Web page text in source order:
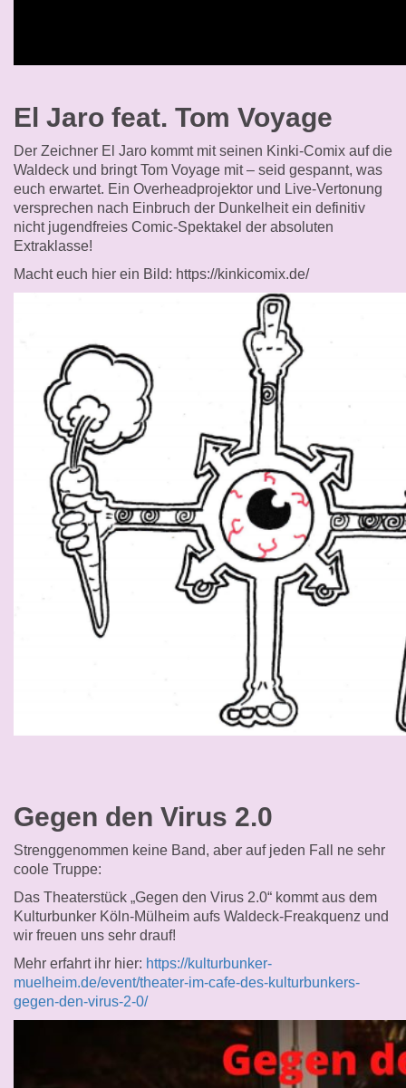
El Jaro feat. Tom Voyage
Der Zeichner El Jaro kommt mit seinen Kinki-Comix auf die
Waldeck und bringt Tom Voyage mit – seid gespannt, was
euch erwartet. Ein Overheadprojektor und Live-Vertonung
versprechen nach Einbruch der Dunkelheit ein definitiv
nicht jugendfreies Comic-Spektakel der absoluten
Extraklasse!
Macht euch hier ein Bild: https://kinkicomix.de/
Gegen den Virus 2.0
Strenggenommen keine Band, aber auf jeden Fall ne sehr
coole Truppe:
Das Theaterstück „Gegen den Virus 2.0“ kommt aus dem
Kulturbunker Köln-Mülheim aufs Waldeck-Freakquenz und
wir freuen uns sehr drauf!
Mehr erfahrt ihr hier: https://kulturbunker-
muelheim.de/event/theater-im-cafe-des-kulturbunkers-
gegen-den-virus-2-0/